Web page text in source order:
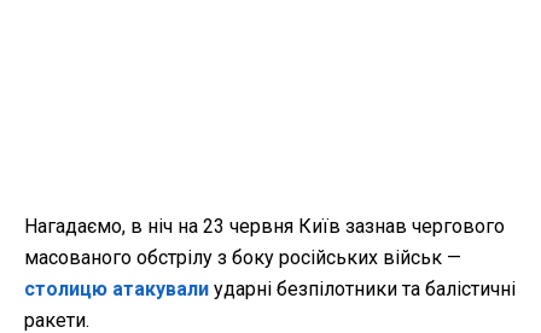
Нагадаємо, в ніч на 23 червня Київ зазнав чергового
масованого обстрілу з боку російських військ —
столицю атакували ударні безпілотники та балістичні
ракети.